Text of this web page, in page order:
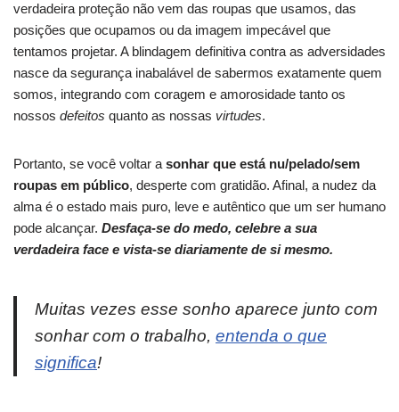
verdadeira proteção não vem das roupas que usamos, das
posições que ocupamos ou da imagem impecável que
tentamos projetar. A blindagem definitiva contra as adversidades
nasce da segurança inabalável de sabermos exatamente quem
somos, integrando com coragem e amorosidade tanto os
nossos defeitos quanto as nossas virtudes.
Portanto, se você voltar a sonhar que está nu/pelado/sem
roupas em público, desperte com gratidão. Afinal, a nudez da
alma é o estado mais puro, leve e autêntico que um ser humano
pode alcançar. Desfaça-se do medo, celebre a sua
verdadeira face e vista-se diariamente de si mesmo.
Muitas vezes esse sonho aparece junto com
sonhar com o trabalho, entenda o que
significa!